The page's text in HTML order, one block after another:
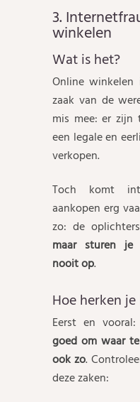
3.
winkelen
Wat is het?
Online winkelen
zaak van de
mis mee: er
een legale en
verkopen.
Toch komt
aankopen erg
zo: de oplichters
maar sturen je
nooit op.
Hoe herken
Eerst en vooral:
goed om waar
ook zo.
deze zaken: